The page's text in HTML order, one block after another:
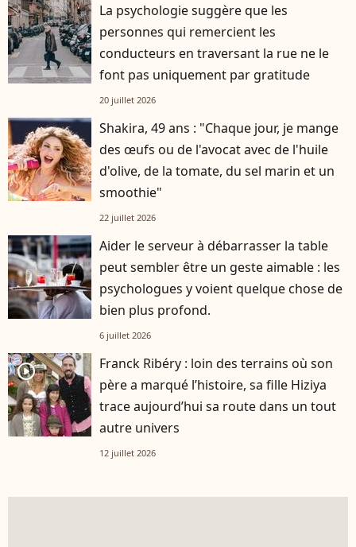
La psychologie suggère que les
personnes qui remercient les
conducteurs en traversant la rue ne le
font pas uniquement par gratitude
20 juillet 2026
Shakira, 49 ans : "Chaque jour, je mange
des œufs ou de l'avocat avec de l'huile
d'olive, de la tomate, du sel marin et un
smoothie"
22 juillet 2026
Aider le serveur à débarrasser la table
peut sembler être un geste aimable : les
psychologues y voient quelque chose de
bien plus profond.
6 juillet 2026
player2
Franck Ribéry : loin des terrains où son
père a marqué l’histoire, sa fille Hiziya
trace aujourd’hui sa route dans un tout
autre univers
12 juillet 2026